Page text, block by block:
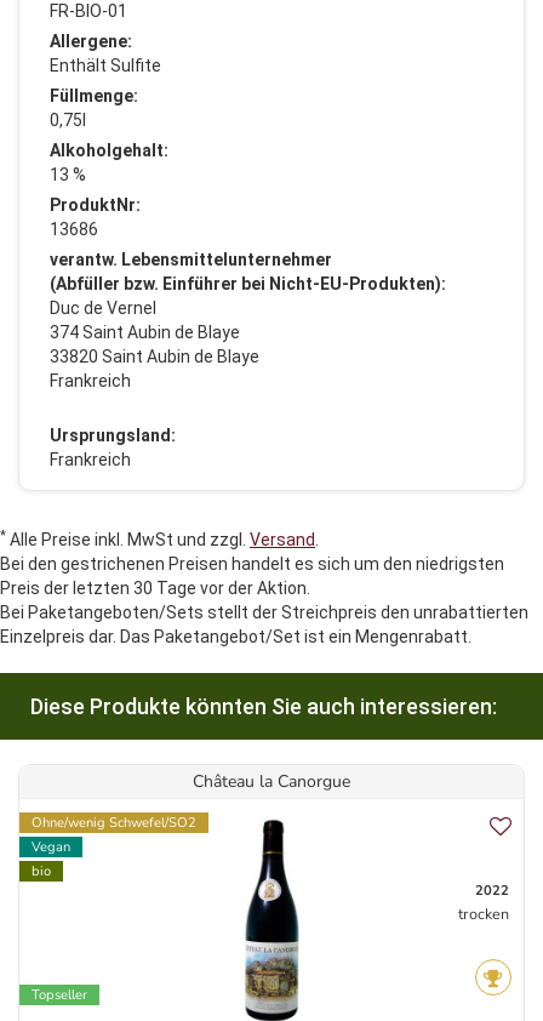
FR-BIO-01
Allergene:
Enthält Sulfite
Füllmenge:
0,75l
Alkoholgehalt:
13 %
ProduktNr:
13686
verantw. Lebensmittelunternehmer
(Abfüller bzw. Einführer bei Nicht-EU-Produkten):
Duc de Vernel
374 Saint Aubin de Blaye
33820 Saint Aubin de Blaye
Frankreich
Ursprungsland:
Frankreich
* Alle Preise inkl. MwSt und zzgl. Versand
Bei den gestrichenen Preisen handelt es sich um den niedrigsten
Preis der letzten 30 Tage vor der Aktion.
Bei Paketangeboten/Sets stellt der Streichpreis den unrabattierten
Einzelpreis dar. Das Paketangebot/Set ist ein Mengenrabatt.
Diese Produkte könnten Sie auch interessieren:
Château la Canorgue
Ohne/wenig Schwefel/SO2
Vegan
bio
Topseller
2022
trocken